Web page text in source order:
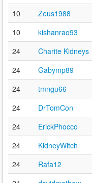
10 Zeus1988
10
kishanrao93
24
Charite Kidneys
24
Gabymp89
24
tmngu66
24
DrTomCon
24
ErickPhocco
24
KidneyWitch
24
Rafa12